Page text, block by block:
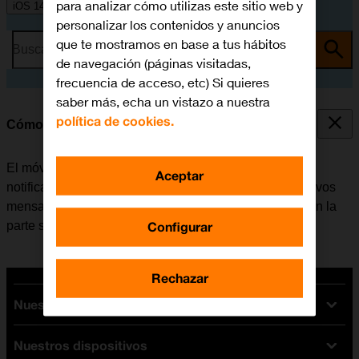
iOS 14.1
Busca por problema o tema
Cómo utilizar las notificaciones
El móvil se puede configurar para que muestre las
notificaciones de, por ejemplo, llamadas perdidas, nuevos
mensajes y citas de calendario en la barra de estado en la
parte superior de la pantalla.
Nuestras tarifas
Tarifas Orange
Nuestros dispositivos
para analizar cómo utilizas este sitio web y
personalizar los contenidos y anuncios
que te mostramos en base a tus hábitos
de navegación (páginas visitadas,
frecuencia de acceso, etc) Si quieres
saber más, echa un vistazo a nuestra
política de cookies.
Configurar
Rechazar
Aceptar